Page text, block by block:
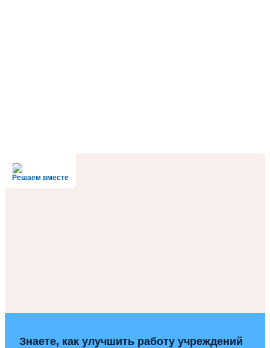
Решаем вместе
Знаете, как улучшить работу учреждений